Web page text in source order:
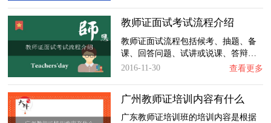
教师证面试考试流程介绍
教师证面试流程包括候考、抽题、备
课、回答问题、试讲或说课、答辩…
2016-11-30
查看更多
广州教师证培训内容有什么
广东教师证培训班的培训内容是根据